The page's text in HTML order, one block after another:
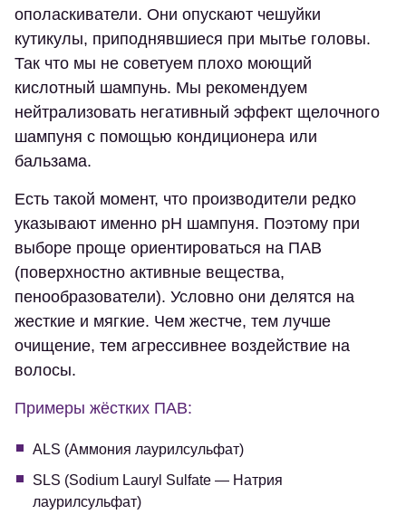
ополаскиватели. Они опускают чешуйки
кутикулы, приподнявшиеся при мытье головы.
Так что мы не советуем плохо моющий
кислотный шампунь. Мы рекомендуем
нейтрализовать негативный эффект щелочного
шампуня с помощью кондиционера или
бальзама.
Есть такой момент, что производители редко
указывают именно pH шампуня. Поэтому при
выборе проще ориентироваться на ПАВ
(поверхностно активные вещества,
пенообразователи). Условно они делятся на
жесткие и мягкие. Чем жестче, тем лучше
очищение, тем агрессивнее воздействие на
волосы.
Примеры жёстких ПАВ:
ALS (Аммония лаурилсульфат)
SLS (Sodium Lauryl Sulfate — Натрия
лаурилсульфат)